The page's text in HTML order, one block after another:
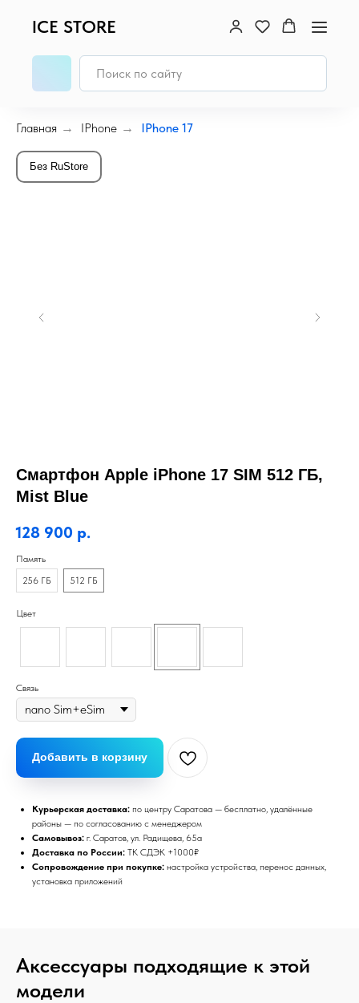
ICE STORE
Главная → IPhone → IPhone 17
Без RuStore
Смартфон Apple iPhone 17 SIM 512 ГБ,
Mist Blue
128 900 р.
Память
256 ГБ
512 ГБ
Цвет
Связь
Добавить в корзину
Курьерская доставка: по центру Саратова — бесплатно, удалённые
районы — по согласованию с менеджером
Самовывоз: г. Саратов, ул. Радищева, 65а
Доставка по России: ТК СДЭК +1000₽
Сопровождение при покупке: настройка устройства, перенос данных,
установка приложений
Аксессуары подходящие к этой
модели